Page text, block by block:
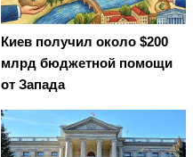
Киев получил около $200
млрд бюджетной помощи
от Запада